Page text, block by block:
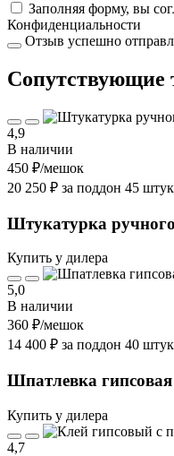
Заполняя форму, вы
Конфиденциальности
Отзыв успешно
Cопутствующие
4,9
В наличии
450 ₽/мешок
20 250 ₽ за поддон 45 штук
Штукатурка
Купить у дилера
5,0
В наличии
360 ₽/мешок
14 400 ₽ за поддон 40 штук
Шпатлевка
Купить у дилера
4,7